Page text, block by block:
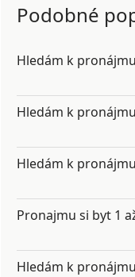
Podobné
Hledám k
Hledám k
Hledám k
Pronajmu si byt 1
Hledám k